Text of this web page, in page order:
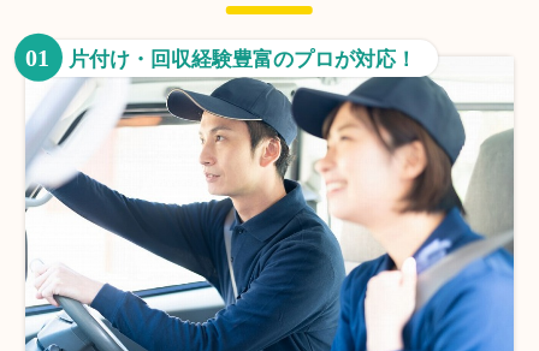
01 片付け・回収経験豊富のプロが対応！